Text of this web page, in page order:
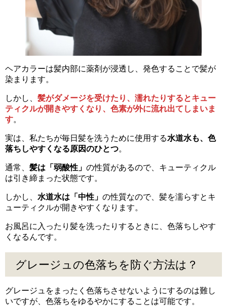
ヘアカラーは髪内部に薬剤が浸透し、発色することで髪が
染まります。
しかし、 髪がダメージを受けたり、濡れたりするとキュー
ティクルが開きやすくなり、色素が外に流れ出てしまいま
す。
実は、私たちが毎日髪を洗うために使用する水道水も、色
落ちしやすくなる原因のひとつ。
通常、 髪は「弱酸性」 の性質があるので、キューティクル
は引き締まった状態です。
しかし、 水道水は「中性」 の性質なので、髪を濡らすとキ
ューティクルが開きやすくなります。
お風呂に入ったり髪を洗ったりするときに、色落ちしやす
くなるんです。
グレージュの色落ちを防ぐ方法は？
グレージュをまったく色落ちさせないようにするのは難し
いですが、色落ちをゆるやかにすることは可能です。